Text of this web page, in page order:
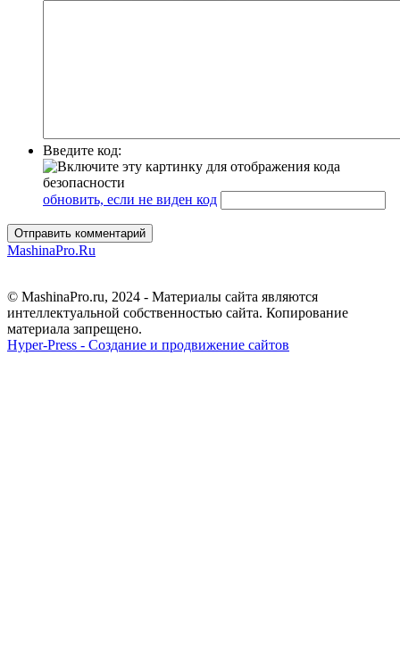
Введите код:
обновить, если не виден код
Отправить комментарий
MashinaPro.Ru
© MashinaPro.ru, 2024 - Материалы сайта являются
интеллектуальной собственностью сайта. Копирование
материала запрещено.
Hyper-Press - Создание и продвижение сайтов